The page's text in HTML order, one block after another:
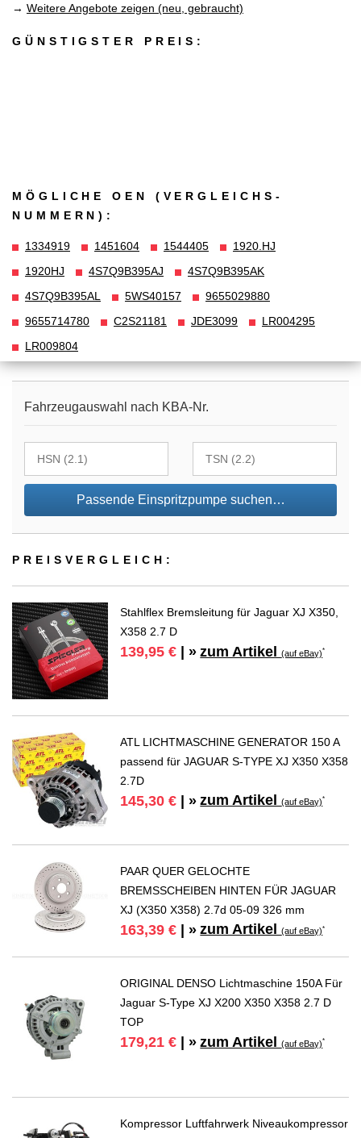
→ Weitere Angebote zeigen (neu, gebraucht)
GÜNSTIGSTER PREIS:
MÖGLICHE OEN (VERGLEICHS­
NUMMERN):
1334919 1451604 1544405
1920.HJ
1920HJ
4S7Q9B395AJ
4S7Q9B395AK
4S7Q9B395AL
5WS40157
9655029880
9655714780
C2S21181 JDE3099
LR004295
LR009804
Fahrzeugauswahl nach KBA-Nr.
Passende Einspritzpumpe suchen…
PREIS­VER­GLEICH:
Stahlflex Bremsleitung für Jaguar XJ X350,
X358 2.7 D
139,95 € | » zum Artikel(auf eBay)*
ATL LICHTMASCHINE GENERATOR 150 A
passend für JAGUAR S-TYPE XJ X350 X358
2.7D
145,30 € | » zum Artikel(auf eBay)*
PAAR QUER GELOCHTE
BREMSSCHEIBEN HINTEN FÜR JAGUAR
XJ (X350 X358) 2.7d 05-09 326 mm
163,39 € | » zum Artikel(auf eBay)*
ORIGINAL DENSO Lichtmaschine 150A Für
Jaguar S-Type XJ X200 X350 X358 2.7 D
TOP
179,21 € | » zum Artikel(auf eBay)*
Kompressor Luftfahrwerk Niveaukompressor